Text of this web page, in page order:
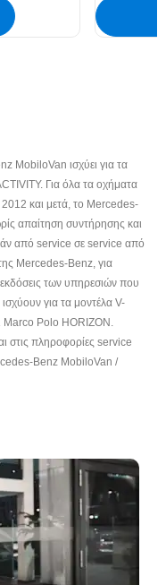
MobiloVan ισχύει για τα
Για όλα τα οχήματα
και μετά, το Mercedes-
απαίτηση συντήρησης και
από service σε service από
Mercedes-Benz, για
των υπηρεσιών που
για τα μοντέλα V-
Marco Polo HORIZON.
στις πληροφορίες service
Benz MobiloVan /